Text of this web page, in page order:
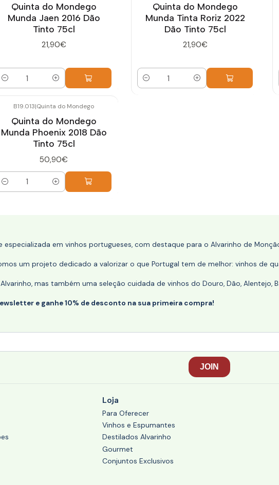
Quinta do Mondego
Munda Jaen 2016 Dão
Tinto 75cl
21,90€
Quinta do Mondego
Munda Tinta Roriz 2022
Dão Tinto 75cl
21,90€
Quantidade
B19.013|Quinta do Mondego
Quinta do Mondego
Munda Phoenix 2018 Dão
Tinto 75cl
50,90€
especializada em vinhos portugueses, com destaque para o Alvarinho de
um projeto dedicado a valorizar o que Portugal tem de melhor: vinhos de
mas também uma seleção cuidada de vinhos do Douro, Dão, Alentejo,
e ganhe 10% de desconto na sua primeira compra!
Loja
Para Oferecer
Vinhos e Espumantes
Destilados Alvarinho
Gourmet
Conjuntos Exclusivos